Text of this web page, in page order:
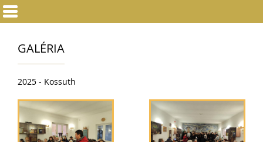
GALÉRIA
2025 - Kossuth